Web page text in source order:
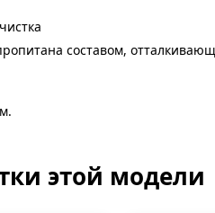
составом,
этой модели